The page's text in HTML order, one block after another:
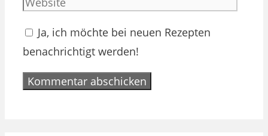
Ja, ich möchte bei neuen Rezepten
benachrichtigt werden!